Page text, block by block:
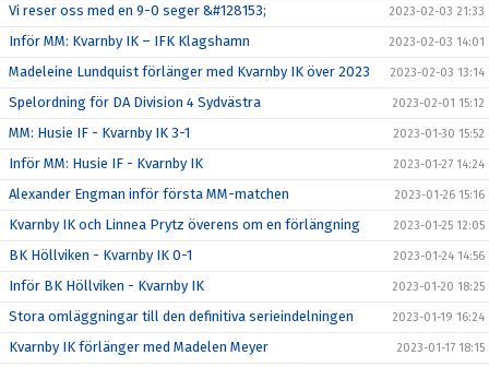
Vi reser oss med en 9-0 seger &#128153; 2023-02-03 21:33
Inför MM: Kvarnby IK – IFK Klagshamn 2023-02-03 14:01
Madeleine Lundquist förlänger med Kvarnby IK över 2023 2023-02-03 13:14
Spelordning för DA Division 4 Sydvästra 2023-02-01 15:12
MM: Husie IF - Kvarnby IK 3-1 2023-01-30 15:52
Inför MM: Husie IF - Kvarnby IK 2023-01-27 14:24
Alexander Engman inför första MM-matchen 2023-01-26 15:16
Kvarnby IK och Linnea Prytz överens om en förlängning 2023-01-25 12:05
BK Höllviken - Kvarnby IK 0-1 2023-01-24 14:56
Inför BK Höllviken - Kvarnby IK 2023-01-20 18:25
Stora omläggningar till den definitiva serieindelningen 2023-01-19 16:24
Kvarnby IK förlänger med Madelen Meyer 2023-01-17 18:15